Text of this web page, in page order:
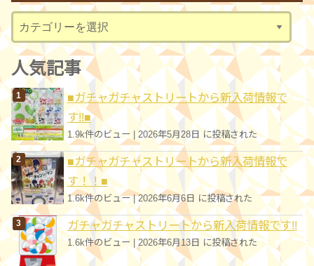
ブ
テ
ゴ
リ
ー
人気記事
■ガチャガチャストリートから新入荷情報で
す!!■
1.9k件のビュー | 2026年5月28日 に投稿された
■ガチャガチャストリートから新入荷情報で
す！！■
1.6k件のビュー|2026年6月6日 に投稿された
ガチャガチャストリートから新入荷情報です!!
1.6k件のビュー |2026年6月13日 に投稿された